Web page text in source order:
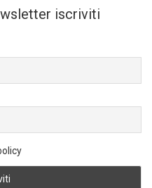
iscriviti